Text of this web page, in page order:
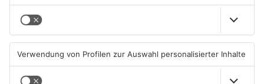
Ausstellung in Bruchköbel
zum Thema "Wasser im
Klimawandel"
Wohnhausbrand in Maintal:
Zwei Menschen verletzt